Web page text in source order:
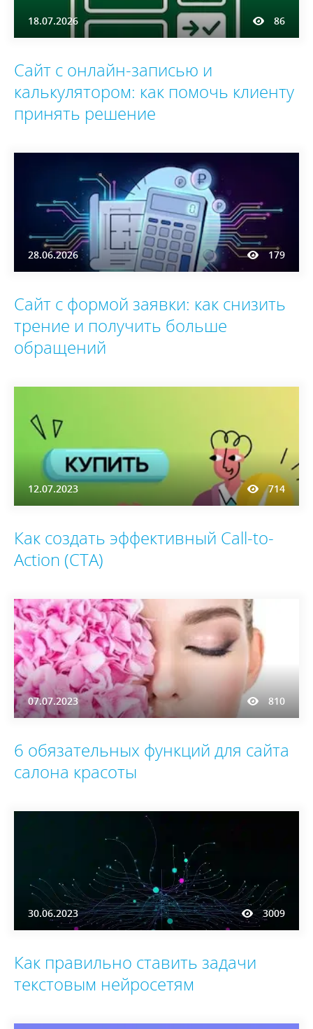
18.07.2026 86
Сайт с онлайн-записью и
калькулятором: как помочь клиенту
принять решение
28.06.2026 179
Сайт с формой заявки: как снизить
трение и получить больше
обращений
12.07.2023 714
Как создать эффективный Call-to-
Action (CTA)
07.07.2023 810
6 обязательных функций для сайта
салона красоты
30.06.2023 3009
Как правильно ставить задачи
текстовым нейросетям